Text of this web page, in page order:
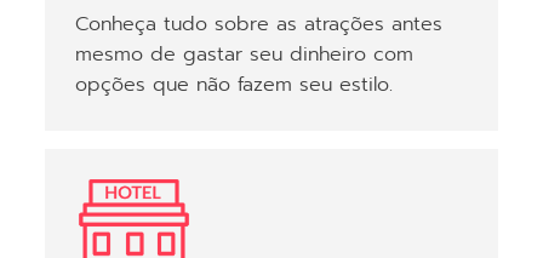
Conheça tudo sobre as atrações antes
mesmo de gastar seu dinheiro com
opções que não fazem seu estilo.